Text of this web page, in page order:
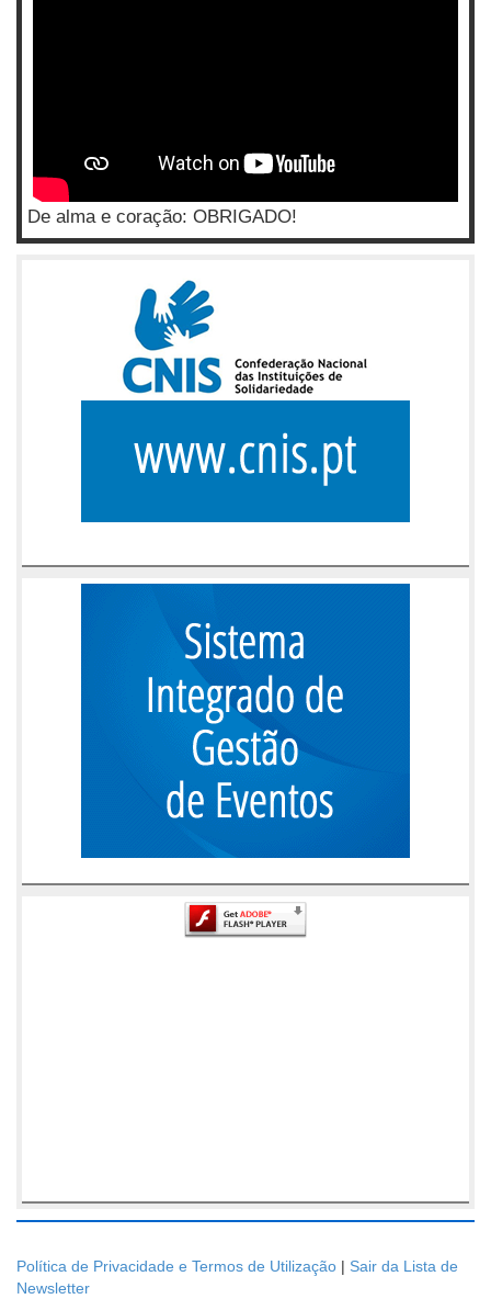
De alma e coração: OBRIGADO!
Política de Privacidade e Termos de Utilização | Sair da Lista de
Newsletter